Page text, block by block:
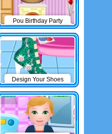
Pou Birthday Party
Design Your Shoes